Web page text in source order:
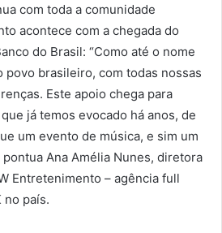
com toda a comunidade
acontece com a chegada do
do Brasil: “Como até o nome
povo brasileiro, com todas nossas
Este apoio chega para
já temos evocado há anos, de
um evento de música, e sim um
Ana Amélia Nunes, diretora
Entretenimento – agência full
no país.